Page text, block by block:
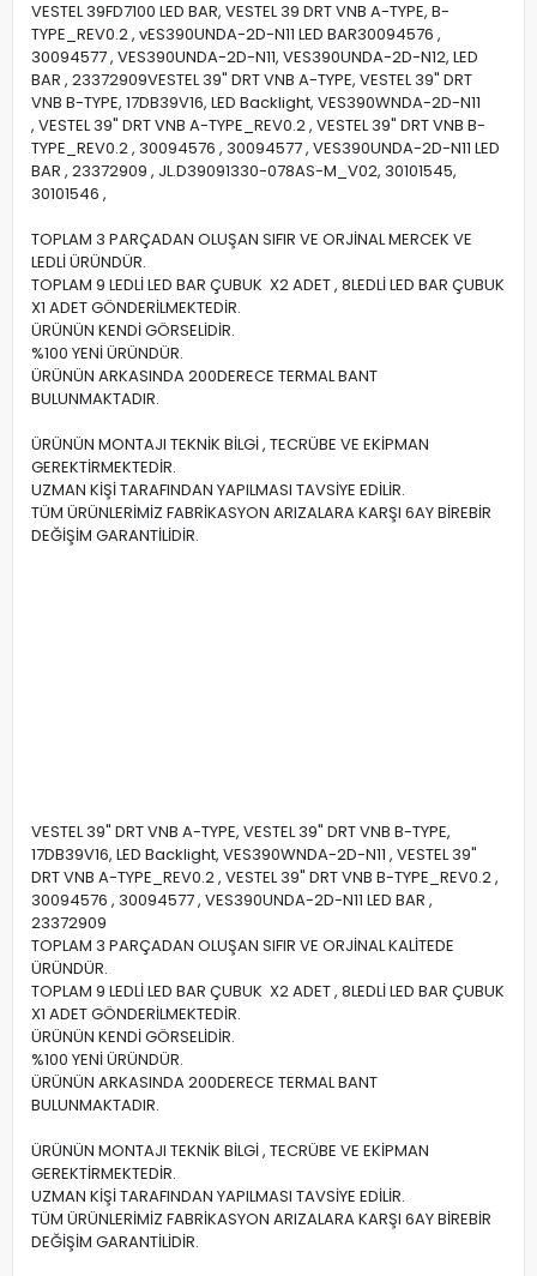
VESTEL 39FD7100 LED BAR, VESTEL 39 DRT VNB A-TYPE, B-
TYPE_REV0.2 , vES390UNDA-2D-N11 LED BAR30094576 ,
30094577 , VES390UNDA-2D-N11, VES390UNDA-2D-N12, LED
BAR , 23372909VESTEL 39" DRT VNB A-TYPE, VESTEL 39" DRT
VNB B-TYPE, 17DB39V16, LED Backlight, VES390WNDA-2D-N11
, VESTEL 39" DRT VNB A-TYPE_REV0.2 , VESTEL 39" DRT VNB B-
TYPE_REV0.2 , 30094576 , 30094577 , VES390UNDA-2D-N11 LED
BAR , 23372909 , JL.D39091330-078AS-M_V02, 30101545,
30101546 ,
TOPLAM 3 PARÇADAN OLUŞAN SIFIR VE ORJİNAL MERCEK VE
LEDLİ ÜRÜNDÜR.
TOPLAM 9 LEDLİ LED BAR ÇUBUK X2 ADET , 8LEDLİ LED BAR ÇUBUK
X1 ADET GÖNDERİLMEKTEDİR.
ÜRÜNÜN KENDİ GÖRSELİDİR.
%100 YENİ ÜRÜNDÜR.
ÜRÜNÜN ARKASINDA 200DERECE TERMAL BANT
BULUNMAKTADIR.
ÜRÜNÜN MONTAJI TEKNİK BİLGİ , TECRÜBE VE EKİPMAN
GEREKTİRMEKTEDİR.
UZMAN KİŞİ TARAFINDAN YAPILMASI TAVSİYE EDİLİR.
TÜM ÜRÜNLERİMİZ FABRİKASYON ARIZALARA KARŞI 6AY BİREBİR
DEĞİŞİM GARANTİLİDİR.
VESTEL 39" DRT VNB A-TYPE, VESTEL 39" DRT VNB B-TYPE,
17DB39V16, LED Backlight, VES390WNDA-2D-N11 , VESTEL 39"
DRT VNB A-TYPE_REV0.2 , VESTEL 39" DRT VNB B-TYPE_REV0.2 ,
30094576 , 30094577 , VES390UNDA-2D-N11 LED BAR ,
23372909
TOPLAM 3 PARÇADAN OLUŞAN SIFIR VE ORJİNAL KALİTEDE
ÜRÜNDÜR.
TOPLAM 9 LEDLİ LED BAR ÇUBUK X2 ADET , 8LEDLİ LED BAR ÇUBUK
X1 ADET GÖNDERİLMEKTEDİR.
ÜRÜNÜN KENDİ GÖRSELİDİR.
%100 YENİ ÜRÜNDÜR.
ÜRÜNÜN ARKASINDA 200DERECE TERMAL BANT
BULUNMAKTADIR.
ÜRÜNÜN MONTAJI TEKNİK BİLGİ , TECRÜBE VE EKİPMAN
GEREKTİRMEKTEDİR.
UZMAN KİŞİ TARAFINDAN YAPILMASI TAVSİYE EDİLİR.
TÜM ÜRÜNLERİMİZ FABRİKASYON ARIZALARA KARŞI 6AY BİREBİR
DEĞİŞİM GARANTİLİDİR.